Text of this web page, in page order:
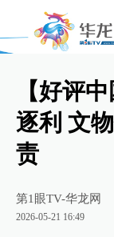
【好评
逐利 文
责
第1眼TV-华龙网
2026-05-21 16:49